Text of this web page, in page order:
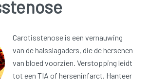
Carotisstenose is een vernauwing
van de halsslagaders, die de hersenen
van bloed voorzien. Verstopping leidt
tot een TIA of herseninfarct. Hanteer